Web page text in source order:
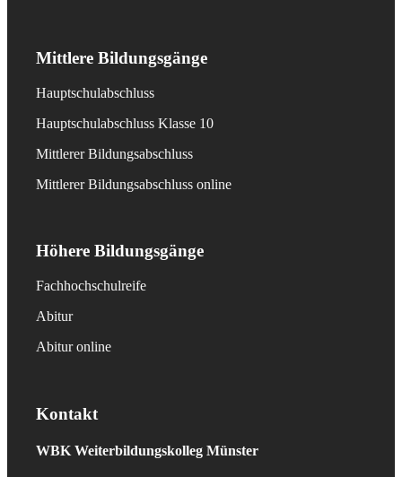
Mittlere Bildungsgänge
Hauptschulabschluss
Hauptschulabschluss Klasse 10
Mittlerer Bildungsabschluss
Mittlerer Bildungsabschluss online
Höhere Bildungsgänge
Fachhochschulreife
Abitur
Abitur online
Kontakt
WBK Weiterbildungskolleg Münster